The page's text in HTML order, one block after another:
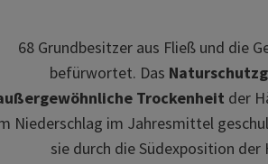
68 Grundbesitzer aus Fließ und die
befürwortet. Das
Trockenheit der
Niederschlag im Jahresmittel
sie durch die Südexposition